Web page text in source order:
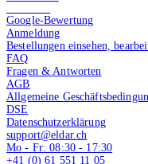
Google-Bewertung
Anmeldung
Bestellungen einsehen,
FAQ
Fragen & Antworten
AGB
Allgemeine
DSE
Datenschutzerklärung
support@eldar.ch
Mo - Fr: 08:30 - 17:30
+41 (0) 61 551 11 05